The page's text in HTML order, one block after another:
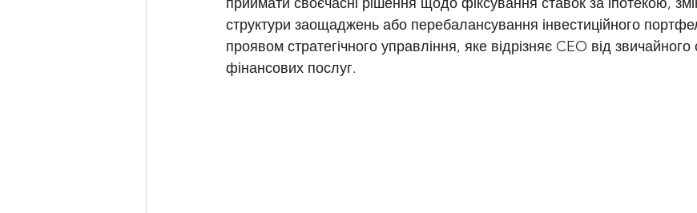
структури заощаджень або перебалансування інвестиційного
проявом стратегічного управління, яке відрізняє CEO від
фінансових послуг.